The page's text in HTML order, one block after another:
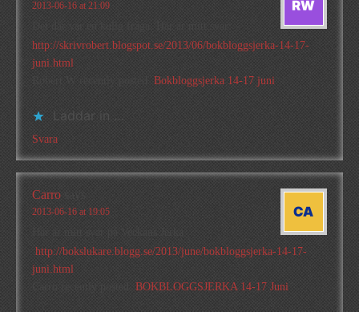
2013-06-16 at 21:09
Det där var en kulig fråga. Här är mitt svar:
http://skrivrobert.blogspot.se/2013/06/bokbloggsjerka-14-17-
juni.html
Bokbloggsjerka 14-17 juni
Laddar in …
Svara
Carro says
2013-06-16 at 19:05
http://bokslukare.blogg.se/2013/june/bokbloggsjerka-14-17-
juni.html
BOKBLOGGSJERKA 14-17 Juni